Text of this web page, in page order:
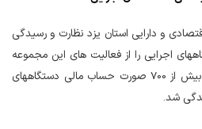
و دارایی استان یزد نظارت و رسیدگی
اجرایی را از فعالیت های این مجموعه
اعلام کرد و گفت: در این راستا، بیش از 700 صورت حساب مالی دستگاههای